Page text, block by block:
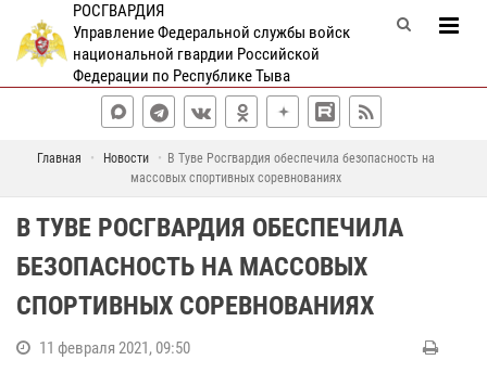
РОСГВАРДИЯ
Управление Федеральной службы войск
национальной гвардии Российской
Федерации по Республике Тыва
Главная Новости
В Туве Росгвардия обеспечила безопасность на
массовых спортивных соревнованиях
В ТУВЕ РОСГВАРДИЯ ОБЕСПЕЧИЛА
БЕЗОПАСНОСТЬ НА МАССОВЫХ
СПОРТИВНЫХ СОРЕВНОВАНИЯХ
11 февраля 2021, 09:50